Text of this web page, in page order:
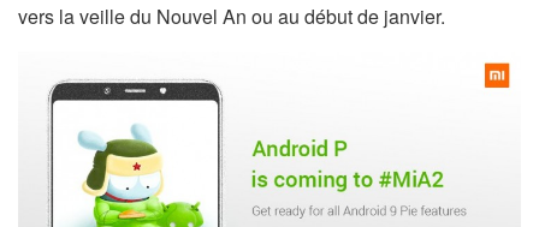
vers la veille du Nouvel An ou au début de janvier.